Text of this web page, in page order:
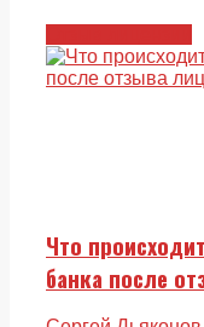
Что
банка после